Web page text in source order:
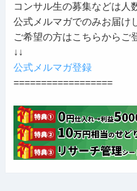
コンサル生の募集などは人
公式メルマガでのみお届け
ご希望の方はこちらからご
↓↓
公式メルマガ登録
==================